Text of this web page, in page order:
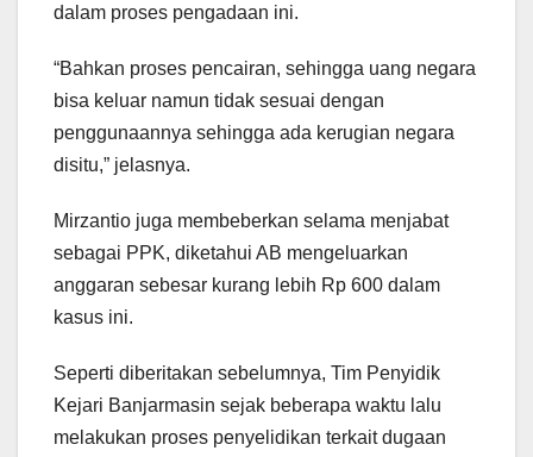
dalam proses pengadaan ini.
“Bahkan proses pencairan, sehingga uang negara
bisa keluar namun tidak sesuai dengan
penggunaannya sehingga ada kerugian negara
disitu,” jelasnya.
Mirzantio juga membeberkan selama menjabat
sebagai PPK, diketahui AB mengeluarkan
anggaran sebesar kurang lebih Rp 600 dalam
kasus ini.
Seperti diberitakan sebelumnya, Tim Penyidik
Kejari Banjarmasin sejak beberapa waktu lalu
melakukan proses penyelidikan terkait dugaan